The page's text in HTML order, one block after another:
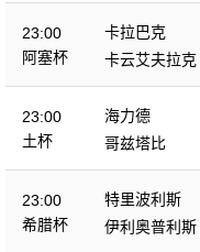
23:00
阿塞杯
卡拉巴克
卡云艾夫拉克
23:00
土杯
海力德
哥兹塔比
23:00
希腊杯
特里波利斯
伊利奥普利斯